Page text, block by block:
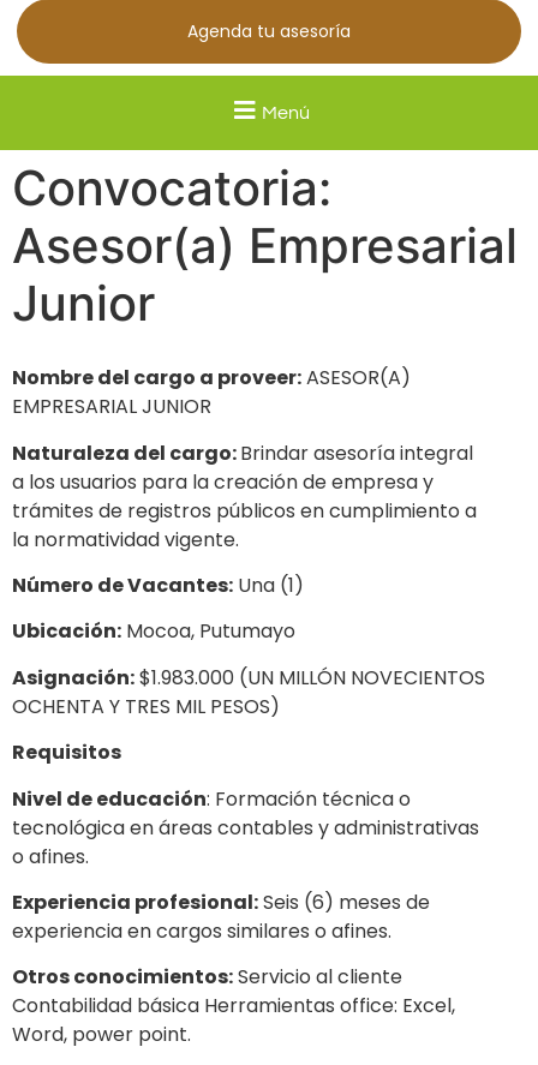
Agenda tu asesoría
Menú
Convocatoria:
Asesor(a) Empresarial
Junior
Nombre del cargo a proveer:ASESOR(A)
EMPRESARIAL JUNIOR
Naturaleza del cargo:Brindar asesoría integral
a los usuarios para la creación de empresa y
trámites de registros públicos en cumplimiento a
la normatividad vigente.
Número de Vacantes: Una (1)
Ubicación: Mocoa, Putumayo
Asignación:$1.983.000 (UN MILLÓN NOVECIENTOS
OCHENTA Y TRES MIL PESOS)
Requisitos
Nivel de educación: Formación técnica o
tecnológica en áreas contables y administrativas
o afines.
Experiencia profesional:Seis (6) meses de
experiencia en cargos similares o afines.
Otros conocimientos:Servicio al cliente
Contabilidad básica Herramientas office: Excel,
Word, power point.